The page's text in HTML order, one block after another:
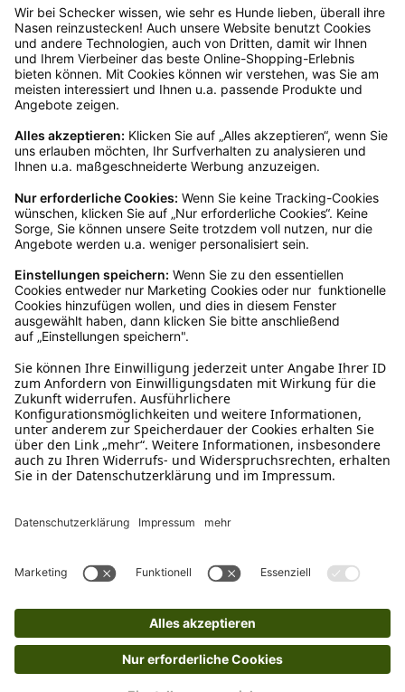
Rücksendeetikett auf das Paket. Dieses kannst du
dir in deinem Kundenkonto anfordern. Hast du als
Gast bestellt, schreibe uns eine Email an
verkauf@schecker.de oder rufe zu unseren
Servicezeiten an, dann lassen wir dir ein
Mo – Fr 9 – 17 Uhr, Sa 9 – 13 Uhr
Ruf uns an
Schreibe uns
verkauf@schecker.de
WhatsApp Support
Tritt unserem Newsletter bei
Mehr von uns